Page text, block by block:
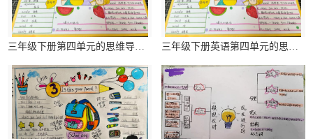
三年级下册第四单元的思维导图英语 三年级下册英语第四单元的思维导图